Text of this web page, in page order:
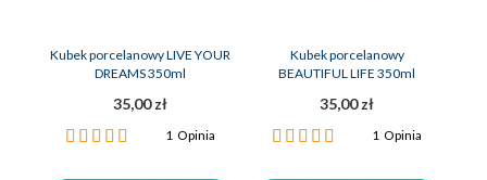
Kubek porcelanowy LIVE YOUR
DREAMS 350ml
35,00 zł
Ocena:
1 Opinia
Kubek porcelanowy
BEAUTIFUL LIFE 350ml
35,00 zł
Ocena:
1Opinia